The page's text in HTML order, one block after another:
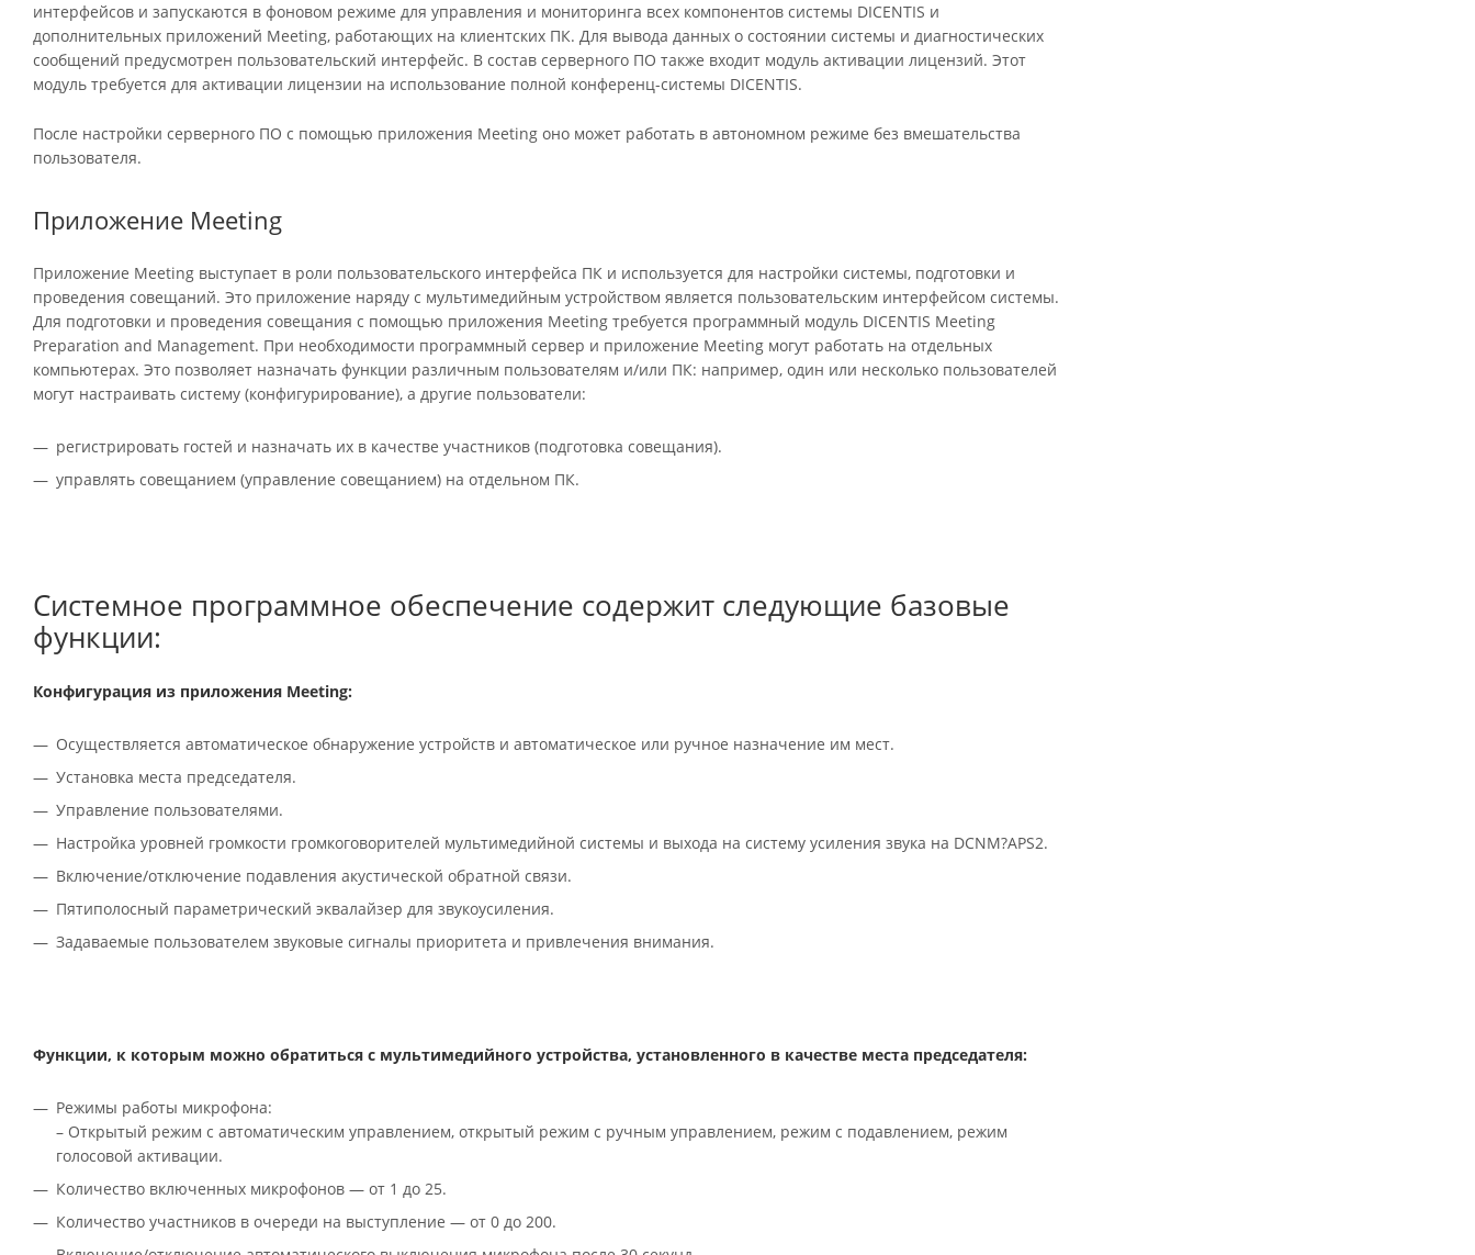
интерфейсов и запускаются в фоновом режиме для управления и мониторинга всех компонентов системы DICENTIS и
дополнительных приложений Meeting, работающих на клиентских ПК. Для вывода данных о состоянии системы и диагностических
сообщений предусмотрен пользовательский интерфейс. В состав серверного ПО также входит модуль активации лицензий. Этот
модуль требуется для активации лицензии на использование полной конференц-системы DICENTIS.
После настройки серверного ПО с помощью приложения Meeting оно может работать в автономном режиме без вмешательства
пользователя.
Приложение Meeting
Приложение Meeting выступает в роли пользовательского интерфейса ПК и используется для настройки системы, подготовки и
проведения совещаний. Это приложение наряду с мультимедийным устройством является пользовательским интерфейсом системы.
Для подготовки и проведения совещания с помощью приложения Meeting требуется программный модуль DICENTIS Meeting
Preparation and Management. При необходимости программный сервер и приложение Meeting могут работать на отдельных
компьютерах. Это позволяет назначать функции различным пользователям и/или ПК: например, один или несколько пользователей
могут настраивать систему (конфигурирование), а другие пользователи:
регистрировать гостей и назначать их в качестве участников (подготовка совещания).
управлять совещанием (управление совещанием) на отдельном ПК.
Системное программное обеспечение содержит следующие базовые
функции:
Конфигурация из приложения Meeting:
Осуществляется автоматическое обнаружение устройств и автоматическое или ручное назначение им мест.
Установка места председателя.
Управление пользователями.
Настройка уровней громкости громкоговорителей мультимедийной системы и выхода на систему усиления звука на DCNM?APS2.
Включение/отключение подавления акустической обратной связи.
Пятиполосный параметрический эквалайзер для звукоусиления.
Задаваемые пользователем звуковые сигналы приоритета и привлечения внимания.
Функции, к которым можно обратиться с мультимедийного устройства, установленного в качестве места председателя:
Режимы работы микрофона:
– Открытый режим с автоматическим управлением, открытый режим с ручным управлением, режим с подавлением, режим
голосовой активации.
Количество включенных микрофонов — от 1 до 25.
Количество участников в очереди на выступление — от 0 до 200.